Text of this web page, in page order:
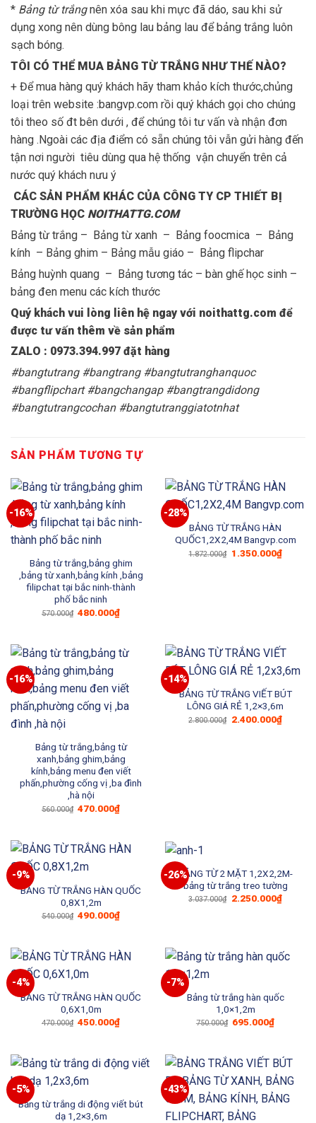
* Bảng từ trắngnên xóa sau khi mực đã dáo, sau khi sử
dụng xong nên dùng bông lau bảng lau để bảng trắng luôn
sạch bóng.
TÔI CÓ THỂ MUA BẢNG TỪ TRẮNG NHƯ THẾ NÀO?
+ Để mua hàng quý khách hãy tham khảo kích thước,chủng
loại trên website :bangvp.com rồi quý khách gọi cho chúng
tôi theo số đt bên dưới , để chúng tôi tư vấn và nhận đơn
hàng .Ngoài các địa điểm có sẵn chúng tôi vẫn gửi hàng đến
tận nơi người tiêu dùng qua hệ thống vận chuyển trên cả
nước quý khách nưu ý
CÁC SẢN PHẨM KHÁC CỦA CÔNG TY CP THIẾT BỊ
TRƯỜNG HỌC NOITHATTG.COM
Bảng từ trắng – Bảng từ xanh – Bảng foocmica – Bảng
kính – Bảng ghim – Bảng mẫu giáo – Bảng flipchar
Bảng huỳnh quang – Bảng tương tác – bàn ghế học sinh –
bảng đen menu các kích thước
Quý khách vui lòng liên hệ ngay với noithattg.com để
được tư vấn thêm về sản phẩm
ZALO : 0973.394.997 đặt hàng
#bangtutrang #bangtrang #bangtutranghanquoc
#bangflipchart #bangchangap #bangtrangdidong
#bangtutrangcochan #bangtutranggiatotnhat
SẢN PHẨM TƯƠNG TỰ
-16%
Bảng từ trắng,bảng ghim
,bảng từ xanh,bảng kính ,bảng
filipchat tại bắc ninh-thành
phố bắc ninh
570.000₫ Giá
480.000₫Giá
480.000₫.
-28%
BẢNG TỪ TRẮNG HÀN
QUỐC1,2X2,4M Bangvp.com
1.872.000₫ Giá
1.350.000₫Giá
hiện
-16%
Bảng từ trắng,bảng từ
xanh,bảng ghim,bảng
kính,bảng menu đen viết
phấn,phường cống vị ,ba đình
,hà nội
560.000₫ Giá
470.000₫Giá
470.000₫.
-14%
BẢNG TỪ TRẮNG VIẾT BÚT
LÔNG GIÁ RẺ 1,2×3,6m
2.800.000₫ Giá
2.400.000₫Giá
hiện
-9%
BẢNG TỪ TRẮNG HÀN QUỐC
0,8X1,2m
540.000₫ Giá
490.000₫Giá
490.000₫.
-26%BẢNG TỪ 2 MẶT 1,2X2,2M-
bảng từ trắng treo tường
3.037.000₫ Giá
2.250.000₫Giá
hiện
-4%
BẢNG TỪ TRẮNG HÀN QUỐC
0,6X1,0m
470.000₫ Giá
450.000₫Giá
450.000₫.
-7%
Bảng từ trắng hàn quốc
1,0×1,2m
750.000₫ Giá
695.000₫Giá
-5%
Bảng từ trắng di động viết bút
dạ 1,2×3,6m
-43%